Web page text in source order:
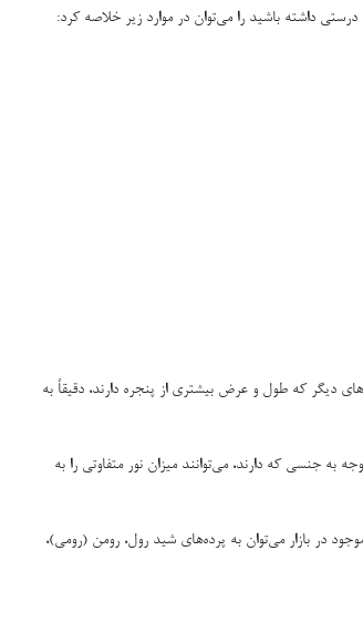
داشته باشید را می‌توان در موارد زیر خلاصه کرد:
دیگر که طول و عرض بیشتری از پنجره دارند، دقیقاً به
به جنسی که دارند، می‌توانند میزان نور متفاوتی را به
در بازار می‌توان به پرده‌های شید رول، رومن (رومی)،